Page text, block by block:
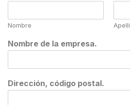
Nombre
Nombre de la empresa.
Dirección, código postal.